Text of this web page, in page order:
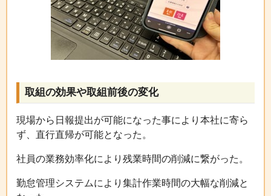
取組の効果や取組前後の変化
現場から日報提出が可能になった事により本社に寄ら
ず、直行直帰が可能となった。
社員の業務効率化により残業時間の削減に繋がった。
勤怠管理システムにより集計作業時間の大幅な削減と